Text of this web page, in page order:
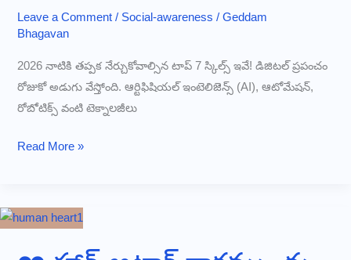
Leave a Comment / Social-awareness / Geddam
Bhagavan
2026 నాటికి తప్పక నేర్చుకోవాల్సిన టాప్ 7 స్కిల్స్ ఇవే! డిజిటల్ ప్రపంచం
రోజుకో అడుగు వేస్తోంది. ఆర్టిఫిషియల్ ఇంటెలిజెన్స్ (AI), ఆటోమేషన్,
రోబోటిక్స్ వంటి టెక్నాలజీలు
AI
ఉద్యోగాలు
సేఫ్‌నా?
Read More »